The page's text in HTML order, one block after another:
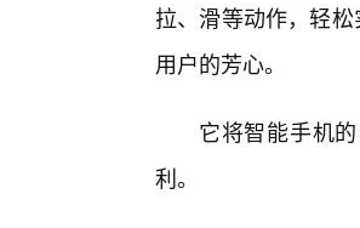
拉、滑等动作，轻
用户的芳心。
它将智能手机
利。